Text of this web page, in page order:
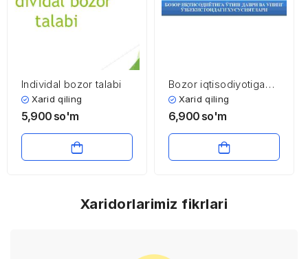
Individal bozor talabi
Xarid qiling
5,900 so'm
Bozor iqtisodiyotiga
o’tish davri va uning
O’zbekistondagi
Xarid qiling
6,900 so'm
Xaridorlarimiz fikrlari